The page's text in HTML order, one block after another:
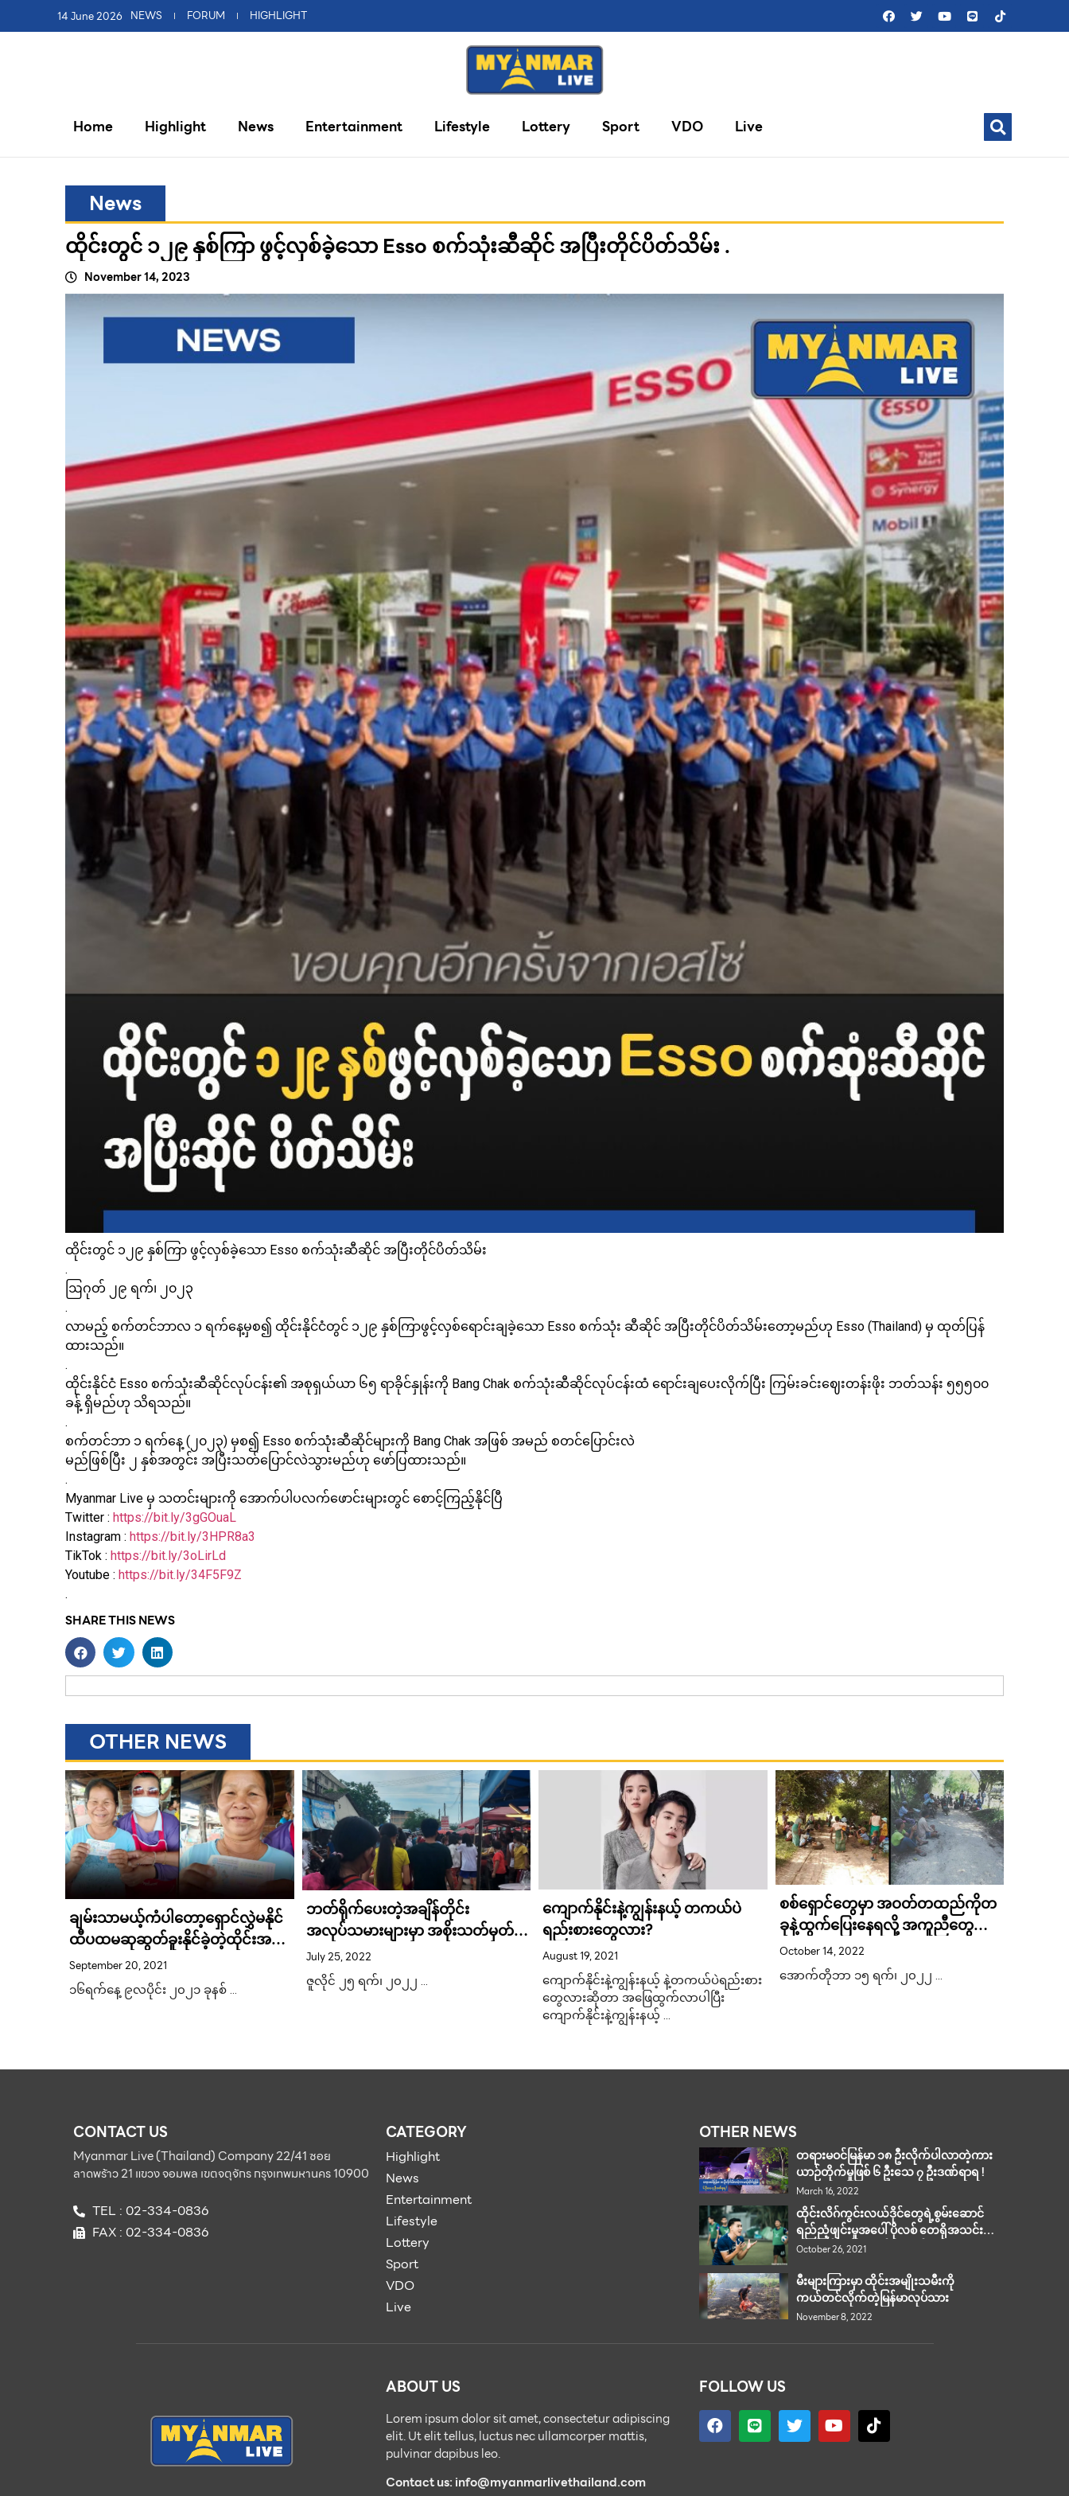
14 June 2026 NEWS FORUM HIGHLIGHT
Home Highlight News Entertainment Lifestyle Lottery Sport VDO Live
News
ထိုင်းတွင် ၁၂၉ နှစ်ကြာ ဖွင့်လှစ်ခဲ့သော Esso စက်သုံးဆီဆိုင် အပြီးတိုင်ပိတ်သိမ်း .
November 14, 2023
ထိုင်းတွင် ၁၂၉ နှစ်ကြာ ဖွင့်လှစ်ခဲ့သော Esso စက်သုံးဆီဆိုင် အပြီးတိုင်ပိတ်သိမ်း
.
ဩဂုတ် ၂၉ ရက်၊ ၂၀၂၃
.
လာမည့် စက်တင်ဘာလ ၁ ရက်နေ့မှစ၍ ထိုင်းနိုင်ငံတွင် ၁၂၉ နှစ်ကြာဖွင့်လှစ်ရောင်းချခဲ့သော Esso စက်သုံး ဆီဆိုင် အပြီးတိုင်ပိတ်သိမ်းတော့မည်ဟု Esso (Thailand) မှ ထုတ်ပြန်
ထားသည်။
.
ထိုင်းနိုင်ငံ Esso စက်သုံးဆီဆိုင်လုပ်ငန်း၏ အစုရှယ်ယာ ၆၅ ရာခိုင်နှုန်းကို Bang Chak စက်သုံးဆီဆိုင်လုပ်ငန်းထံ ရောင်းချပေးလိုက်ပြီး ကြမ်းခင်းဈေးတန်းဖိုး ဘတ်သန်း ၅၅၅၀၀
ခန့် ရှိမည်ဟု သိရသည်။
.
စက်တင်ဘာ ၁ ရက်နေ့ (၂၀၂၃) မှစ၍ Esso စက်သုံးဆီဆိုင်များကို Bang Chak အဖြစ် အမည် စတင်ပြောင်းလဲ
မည်ဖြစ်ပြီး ၂ နှစ်အတွင်း အပြီးသတ်ပြောင်လဲသွားမည်ဟု ဖော်ပြထားသည်။
.
Myanmar Live မှ သတင်းများကို အောက်ပါပလက်ဖောင်းများတွင် စောင့်ကြည့်နိုင်ပြီ
Twitter : https://bit.ly/3gGOuaL
Instagram : https://bit.ly/3HPR8a3
TikTok : https://bit.ly/3oLirLd
Youtube : https://bit.ly/34F5F9Z
.
SHARE THIS NEWS
OTHER NEWS
ချမ်းသာမယ့်ကံပါတော့ရှောင်လွှဲမနိုင်
ထီပထမဆုဆွတ်ခူးနိုင်ခဲ့တဲ့ထိုင်းအ
ဒေါ်ကြီ
September 20, 2021
၁၆ရက်နေ့ ၉လပိုင်း ၂၀၂၁ ခုနစ် …
ဘတ်ရိုက်ပေးတဲ့အချိန်တိုင်း
အလုပ်သမားများမှာ အစိုးသတ်မှတ်
ဈေးထက် တဆတိုးပိုပေးနေရတယ်လို့
လုပ်သားတွေကပြော
July 25, 2022
ဇူလိုင် ၂၅ ရက်၊ ၂၀၂၂ …
ကျောက်နိုင်းနဲ့ကျွန်းနယ့် တကယ်ပဲ
ရည်းစားတွေလား?
August 19, 2021
ကျောက်နိုင်းနဲ့ကျွန်းနယ့် နဲ့တကယ်ပဲရည်းစား
တွေလားဆိုတာ အ‌‌ဖြေထွက်လာပါပြီး
ကျောက်နိုင်းနဲ့ကျွန်းနယ့် …
စစ်ရှောင်တွေမှာ အဝတ်တထည်ကိုတ
ခုနဲ့ထွက်ပြေးနေရလို့ အကူညီတွေ
လိုအပ်နေပါတယ်
October 14, 2022
အောက်တိုဘာ ၁၅ ရက်၊ ၂၀၂၂ …
CONTACT US
Myanmar Live (Thailand) Company 22/41 ซอย
ลาดพร้าว 21 แขวง จอมพล เขตจตุจักร กรุงเทพมหานคร 10900
TEL : 02-334-0836
FAX : 02-334-0836
CATEGORY
Highlight
News
Entertainment
Lifestyle
Lottery
Sport
VDO
Live
OTHER NEWS
တရားမဝင်မြန်မာ ၁၈ ဦးလိုက်ပါလာတဲ့ကား
ယာဉ်တိုက်မှုဖြစ် ၆ ဦးသေ ၇ ဦးဒဏ်ရာရ !
March 16, 2022
ထိုင်းလိဂ်ကွင်းလယ်ဒိုင်တွေရဲ့စွမ်းဆောင်
ရည်ညံ့ဖျင်းမှုအပေါ် ပိုလစ် တေရိုအသင်း
တိုက်စစ်မှူး ထီရထစ် ဝိနိုထိုင်း က
October 26, 2021
မီးများကြားမှာ ထိုင်းအမျိုးသမီးကို
ကယ်တင်လိုက်တဲ့မြန်မာလုပ်သား
November 8, 2022
ABOUT US
Lorem ipsum dolor sit amet, consectetur adipiscing
elit. Ut elit tellus, luctus nec ullamcorper mattis,
pulvinar dapibus leo.
Contact us: info@myanmarlivethailand.com
FOLLOW US